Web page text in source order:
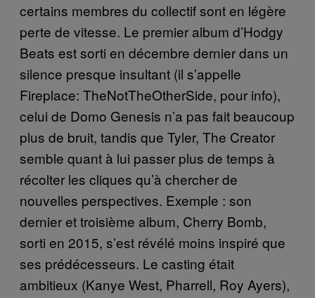
certains membres du collectif sont en légère
perte de vitesse. Le premier album d’Hodgy
Beats est sorti en décembre dernier dans un
silence presque insultant (il s’appelle
Fireplace: TheNotTheOtherSide, pour info),
celui de Domo Genesis n’a pas fait beaucoup
plus de bruit, tandis que Tyler, The Creator
semble quant à lui passer plus de temps à
récolter les cliques qu’à chercher de
nouvelles perspectives. Exemple : son
dernier et troisième album, Cherry Bomb,
sorti en 2015, s’est révélé moins inspiré que
ses prédécesseurs. Le casting était
ambitieux (Kanye West, Pharrell, Roy Ayers),